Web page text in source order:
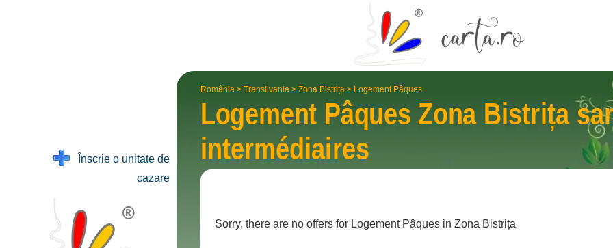
România > Transilvania > Zona Bistrița > Logement Pâques
Logement Pâques Zona Bistrița
intermé­diaires
Sorry, there are no offers for Logement Pâques in Zona Bistrița
Înscrie o unitate de
cazare